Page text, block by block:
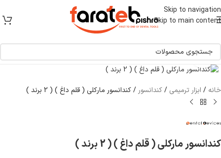
Skip to navigation
Skip to main content
برای بزرگنمایی کلیک کنید
خانه / ابزار ترمیمی /کندانسور /کندانسور مارکلی ( قلم داغ ) ( 2 برند )
کندانسور مارکلی ( قلم داغ ) ( 2 برند )